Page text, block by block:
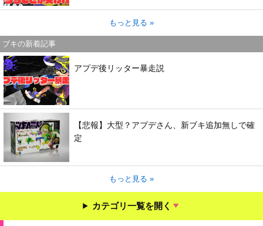
もっと見る »
ブキの新着記事
アプデ後リッター暴走説
【悲報】大型？アプデさん、新ブキ追加無しで確
定
もっと見る »
カテゴリ一覧を開く